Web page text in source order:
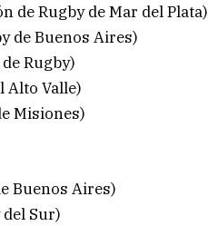
de Rugby de Mar del Plata)
de Buenos Aires)
Rugby)
Alto Valle)
Misiones)
Buenos Aires)
Sur)